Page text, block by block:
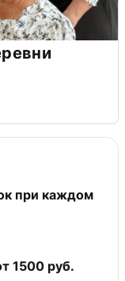
при каждом
1500 руб.